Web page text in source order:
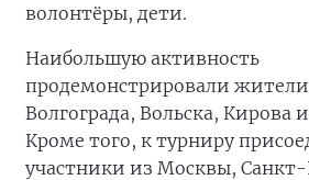
волонтёры, дети.
Наибольшую активность
продемонстрировали
Волгограда, Вольска, Кирова
Кроме того, к турниру
участники из Москвы, Санкт-